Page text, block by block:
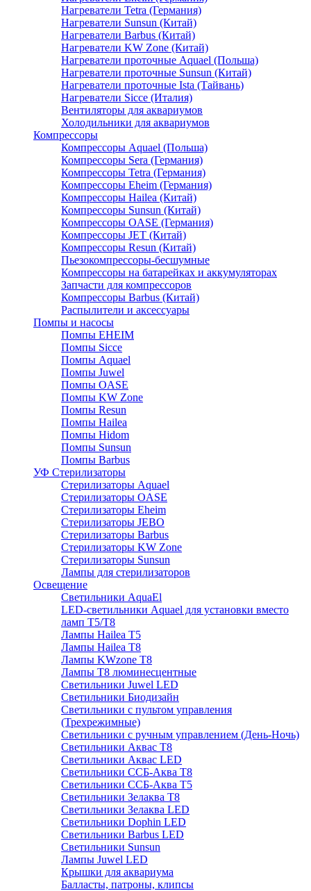
Нагреватели Tetra (Германия)
Нагреватели Sunsun (Китай)
Нагреватели Barbus (Китай)
Нагреватели KW Zone (Китай)
Нагреватели проточные Aquael (Польша)
Нагреватели проточные Sunsun (Китай)
Нагреватели проточные Ista (Тайвань)
Нагреватели Sicce (Италия)
Вентиляторы для аквариумов
Холодильники для аквариумов
Компрессоры
Компрессоры Aquael (Польша)
Компрессоры Sera (Германия)
Компрессоры Tetra (Германия)
Компрессоры Eheim (Германия)
Компрессоры Hailea (Китай)
Компрессоры Sunsun (Китай)
Компрессоры OASE (Германия)
Компрессоры JET (Китай)
Компрессоры Resun (Китай)
Пьезокомпрессоры-бесшумные
Компрессоры на батарейках и аккумуляторах
Запчасти для компрессоров
Компрессоры Barbus (Китай)
Распылители и аксессуары
Помпы и насосы
Помпы EHEIM
Помпы Sicce
Помпы Aquael
Помпы Juwel
Помпы OASE
Помпы KW Zone
Помпы Resun
Помпы Hailea
Помпы Hidom
Помпы Sunsun
Помпы Barbus
УФ Стерилизаторы
Стерилизаторы Aquael
Стерилизаторы OASE
Стерилизаторы Eheim
Стерилизаторы JEBO
Стерилизаторы Barbus
Стерилизаторы KW Zone
Стерилизаторы Sunsun
Лампы для стерилизаторов
Освещение
Cветильники AquaEl
LED-светильники Aquael для установки вместо
ламп Т5/Т8
Лампы Hailea Т5
Лампы Hailea Т8
Лампы KWzone Т8
Лампы Т8 люминесцентные
Светильники Juwel LED
Светильники Биодизайн
Светильники с пультом управления
(Трехрежимные)
Светильники с ручным управлением (День-Ночь)
Светильники Аквас Т8
Светильники Аквас LED
Светильники ССБ-Аква Т8
Светильники ССБ-Аква Т5
Светильники Зелаква Т8
Светильники Зелаква LED
Светильники Dophin LED
Светильники Barbus LED
Светильники Sunsun
Лампы Juwel LED
Крышки для аквариума
Балласты, патроны, клипсы